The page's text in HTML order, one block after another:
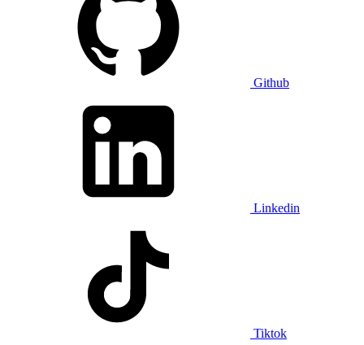
Github
Linkedin
Tiktok